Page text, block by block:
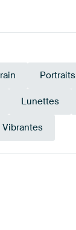
Portraits
Lunettes